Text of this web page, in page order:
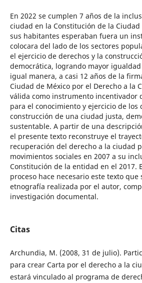
En 2022 se cumplen 7 años de la
ciudad en la Constitución de la
sus habitantes esperaban fuera un
colocara del lado de los sectores
el ejercicio de derechos y la
democrática, logrando mayor
igual manera, a casi 12 años de la
Ciudad de México por el Derecho a la
válida como instrumento incentivador
para el conocimiento y ejercicio de los
construcción de una ciudad justa,
sustentable. A partir de una
el presente texto reconstruye el
recuperación del derecho a la ciudad
movimientos sociales en 2007 a su
Constitución de la entidad en el 2017.
proceso hace necesario este texto que
etnografía realizada por el autor,
investigación documental.
Citas
Archundia, M. (2008, 31 de julio).
para crear Carta por el derecho a la
estará vinculado al programa de